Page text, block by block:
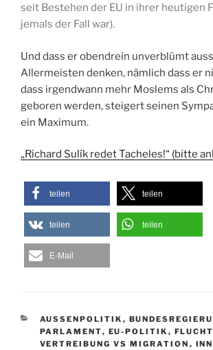
seit Bestehen der EU in ihrer heutigen
jemals der Fall war).
Und dass er obendrein unverblümt
Allermeisten denken, nämlich dass er
dass irgendwann mehr Moslems als
geboren werden, steigert seinen
ein Maximum.
„Richard Sulík redet Tacheles!“ (bitte
teilen teilen
teilen teilen
E-Mail
KATEGORIEN
AUSSENPOLITIK ,
PARLAMENT, EU-POLITIK ,
VERTREIBUNG VS MIGRATION ,